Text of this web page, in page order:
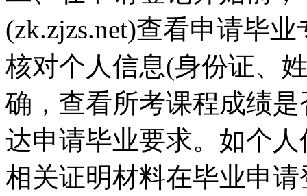
(zk.zjzs.net)查看申请毕
核对个人信息(身份证、
确，查看所考课程成绩
达申请毕业要求。如个
相关证明材料在毕业申